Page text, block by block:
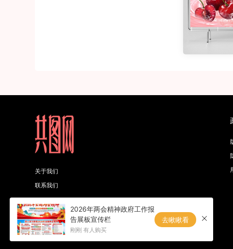
关于我们
联系我们
备案号：赣ICP备2023014609号-1
2026年两会精神政府工作报
告展板宣传栏
刚刚 有人购买
去瞅瞅看